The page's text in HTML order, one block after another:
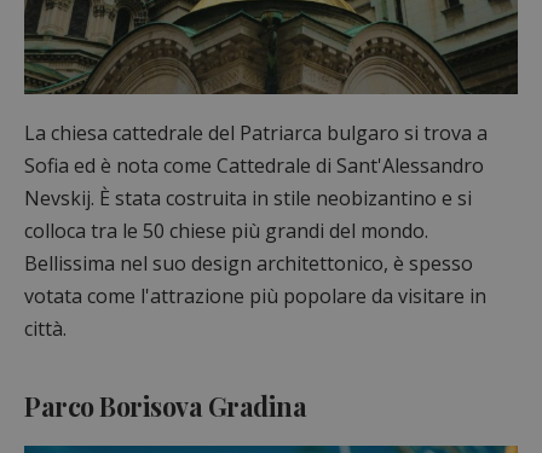
La chiesa cattedrale del Patriarca bulgaro si trova a
Sofia ed è nota come Cattedrale di Sant'Alessandro
Nevskij. È stata costruita in stile neobizantino e si
colloca tra le 50 chiese più grandi del mondo.
Bellissima nel suo design architettonico, è spesso
votata come l'attrazione più popolare da visitare in
città.
Parco Borisova Gradina